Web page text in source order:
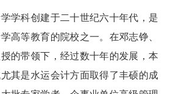
学学科创建于二十世纪六十年代，是
高等教育的院校之一。在邓志铮、
的带领下，经过数十年的发展，本
其是水运会计方面取得了丰硕的成